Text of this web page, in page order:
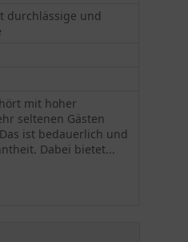
durchlässige und
mit hoher
seltenen Gästen
ist bedauerlich und
Dabei bietet...